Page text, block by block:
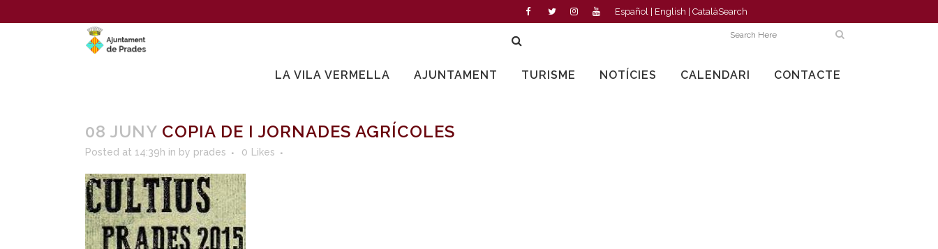
Español English CatalàSearch
LA VILA VERMELLA AJUNTAMENT TURISME NOTÍCIES CALENDARI CONTACTE
08 JUNY COPIA DE I JORNADES AGRÍCOLES
Posted at 14:39h in by prades 0 Likes